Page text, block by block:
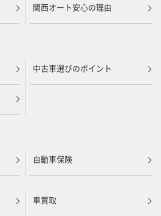
関西オート安心の理由
中古車選びのポイント
自動車保険
車買取